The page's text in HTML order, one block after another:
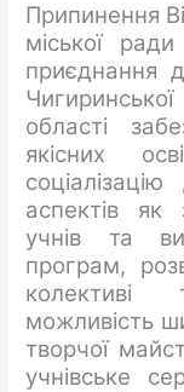
Припинення
міської
приєднання
області
якісних
аспектів як
учнів та
програм,
колективі
можливість
творчої
учнівське